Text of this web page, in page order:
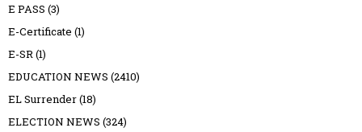
E PASS (3)
E-Certificate (1)
E-SR(1)
EDUCATION NEWS (2410)
EL Surrender(18)
ELECTION NEWS (324)